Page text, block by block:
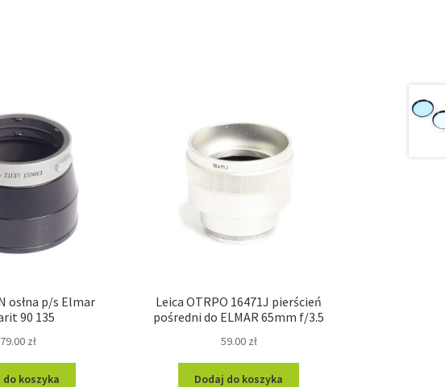
osłna p/s Elmar
90 135
zł
do koszyka
Leica OTRPO 16471J pierścień
pośredni do ELMAR 65mm f/3.5
59.00 zł
Dodaj do koszyka